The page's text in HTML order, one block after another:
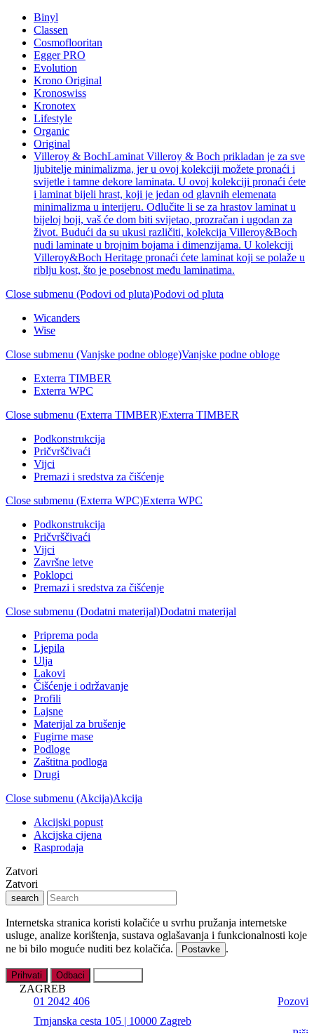
Binyl
Classen
Cosmoflooritan
Egger PRO
Evolution
Krono Original
Kronoswiss
Kronotex
Lifestyle
Organic
Original
Villeroy & BochLaminat Villeroy & Boch prikladan je za sve
ljubitelje minimalizma, jer u ovoj kolekciji možete pronaći i
svijetle i tamne dekore laminata. U ovoj kolekciji pronaći ćete
i laminat bijeli hrast, koji je jedan od glavnih elemenata
minimalizma u interijeru. Odlučite li se za hrastov laminat u
bijeloj boji, vaš će dom biti svijetao, prozračan i ugodan za
život. Budući da su ukusi različiti, kolekcija Villeroy&Boch
nudi laminate u brojnim bojama i dimenzijama. U kolekciji
Villeroy&Boch Heritage pronaći ćete laminat koji se polaže u
riblju kost, što je posebnost među laminatima.
Close submenu (Podovi od pluta)Podovi od pluta
Wicanders
Wise
Close submenu (Vanjske podne obloge)Vanjske podne obloge
Exterra TIMBER
Exterra WPC
Close submenu (Exterra TIMBER)Exterra TIMBER
Podkonstrukcija
Pričvrščivaći
Vijci
Premazi i sredstva za čišćenje
Close submenu (Exterra WPC)Exterra WPC
Podkonstrukcija
Pričvrščivaći
Vijci
Završne letve
Poklopci
Premazi i sredstva za čišćenje
Close submenu (Dodatni materijal)Dodatni materijal
Priprema poda
Ljepila
Ulja
Lakovi
Čišćenje i održavanje
Profili
Lajsne
Materijal za brušenje
Fugirne mase
Podloge
Zaštitna podloga
Drugi
Close submenu (Akcija)Akcija
Akcijski popust
Akcijska cijena
Rasprodaja
Zatvori
Zatvori
search
Internetska stranica koristi kolačiće u svrhu pružanja internetske
usluge, analize korištenja, sustava oglašavanja i funkcionalnosti koje
ne bi bilo moguće nuditi bez kolačića.
Postavke .
Prihvati Odbaci
ZAGREB
01 2042 406
Pozovi
Trnjanska cesta 105 | 10000 Zagreb
Piši